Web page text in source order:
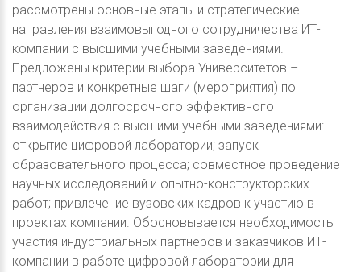
рассмотрены основные этапы и стратегические
направления взаимовыгодного сотрудничества ИТ-
компании с высшими учебными заведениями.
Предложены критерии выбора Университетов –
партнеров и конкретные шаги (мероприятия) по
организации долгосрочного эффективного
взаимодействия с высшими учебными заведениями:
открытие цифровой лаборатории; запуск
образовательного процесса; совместное проведение
научных исследований и опытно-конструкторских
работ; привлечение вузовских кадров к участию в
проектах компании. Обосновывается необходимость
участия индустриальных партнеров и заказчиков ИТ-
компании в работе цифровой лаборатории для